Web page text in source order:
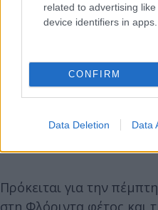
related to advertising
device identifiers in apps.
CONFIRM
Data Deletion Data
Στα τέλη Ιουλίου η
κυβερνήτη της
Πρόκειται για την
στη Φλόριντα φέτος και